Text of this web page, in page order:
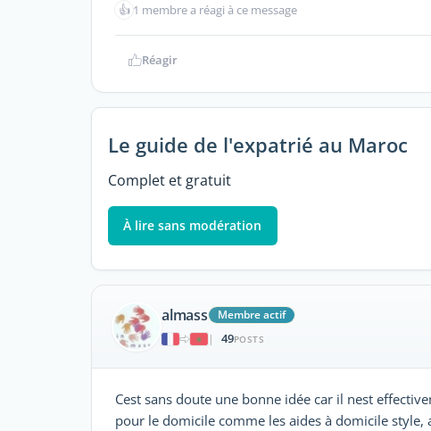
👍 1 membre a réagi à ce message
Réagir
Le guide de l'expatrié au Maroc
Complet et gratuit
À lire sans modération
almass
Membre actif
|
49POSTS
Cest sans doute une bonne idée car il nest
pour le domicile comme les aides à domicile